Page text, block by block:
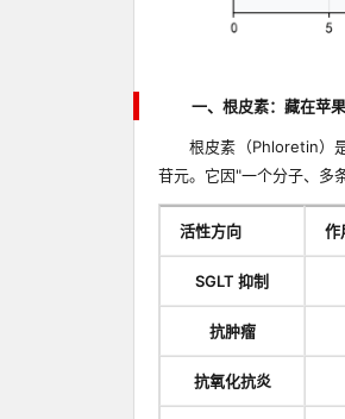
一、根皮素：藏在苹
根皮素（Phloretin）
苷元。它因"一个分子、多
活性方向 作
SGLT 抑制
抗肿瘤
抗氧化抗炎